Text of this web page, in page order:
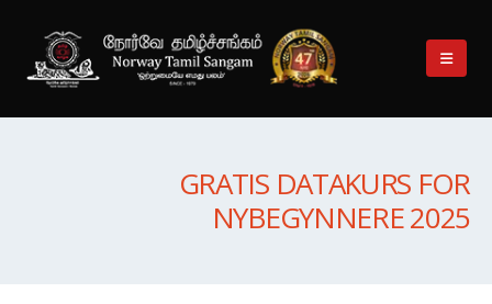
GRATIS DATAKURS FOR
NYBEGYNNERE 2025